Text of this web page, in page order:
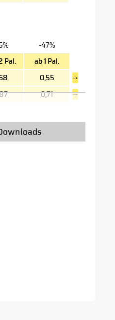
-47%
Pal.
ab 1 Pal.
0,55
→
0,71 →